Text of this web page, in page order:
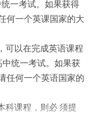
一考试。如果获得
何一个英课国家的大
以在完成英语课程
统一考试。如果获
任何一个英语国家的
课程，则必 须提